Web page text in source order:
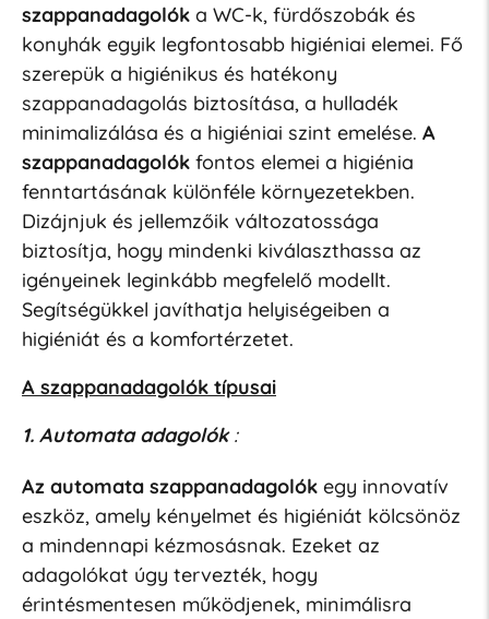
szappanadagolóka WC-k, fürdőszobák és
konyhák egyik legfontosabb higiéniai elemei. Fő
szerepük a higiénikus és hatékony
szappanadagolás biztosítása, a hulladék
minimalizálása és a higiéniai szint emelése. A
szappanadagolókfontos elemei a higiénia
fenntartásának különféle környezetekben.
Dizájnjuk és jellemzőik változatossága
biztosítja, hogy mindenki kiválaszthassa az
igényeinek leginkább megfelelő modellt.
Segítségükkel javíthatja helyiségeiben a
higiéniát és a komfortérzetet.
A szappanadagolók típusai
1. Automata adagolók:
Az automata szappanadagolókegy innovatív
eszköz, amely kényelmet és higiéniát kölcsönöz
a mindennapi kézmosásnak. Ezeket az
adagolókat úgy tervezték, hogy
érintésmentesen működjenek, minimálisra